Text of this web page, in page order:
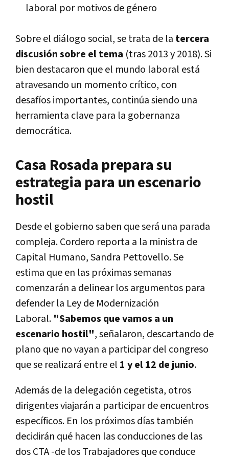
laboral por motivos de género
Sobre el diálogo social, se trata de la tercera
discusión sobre el tema (tras 2013 y 2018). Si
bien destacaron que el mundo laboral está
atravesando un momento crítico, con
desafíos importantes, continúa siendo una
herramienta clave para la gobernanza
democrática.
Casa Rosada prepara su
estrategia para un escenario
hostil
Desde el gobierno saben que será una parada
compleja. Cordero reporta a la ministra de
Capital Humano, Sandra Pettovello. Se
estima que en las próximas semanas
comenzarán a delinear los argumentos para
defender la Ley de Modernización
Laboral. "Sabemos que vamos a un
escenario hostil", señalaron, descartando de
plano que no vayan a participar del congreso
que se realizará entre el 1 y el 12 de junio.
Además de la delegación cegetista, otros
dirigentes viajarán a participar de encuentros
específicos. En los próximos días también
decidirán qué hacen las conducciones de las
dos CTA -de los Trabajadores que conduce